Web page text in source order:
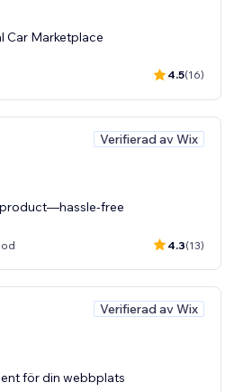
Car Marketplace
4.5(16)
Verifierad av Wix
product—hassle-free
4.3(13)
Verifierad av Wix
för din webbplats